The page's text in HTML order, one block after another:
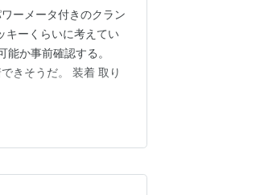
ーメータ付きのクラン
キーくらいに考えてい
か事前確認する。
きそうだ。 装着 取り